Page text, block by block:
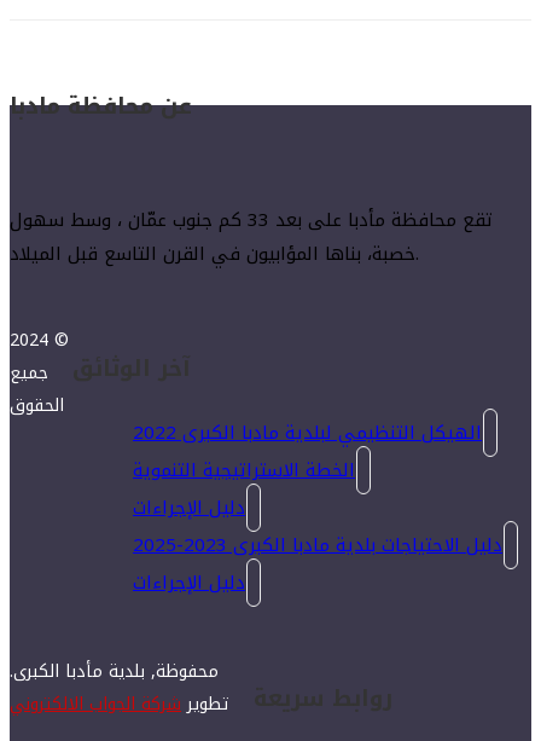
عن محافظة مادبا
تقع محافظة مأدبا على بعد 33 كم جنوب عمّان ، وسط سهول
خصبة، بناها المؤابيون في القرن التاسع قبل الميلاد.
آخر الوثائق
الهيكل التنظيمي لبلدية مادبا الكبرى 2022
الخطة الاستراتيجية التنموية
دليل الإجراءات
دليل الاحتياجات بلدية مادبا الكبرى 2023-2025
دليل الإجراءات
روابط سريعة
2024 ©
جميع
الحقوق
محفوظة, بلدية مأدبا الكبرى.
تطويرشركة الجواب الالكتروني